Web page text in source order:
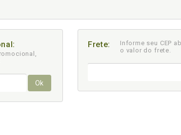
Ok
Frete:
Informe seu CEP
o valor do frete.